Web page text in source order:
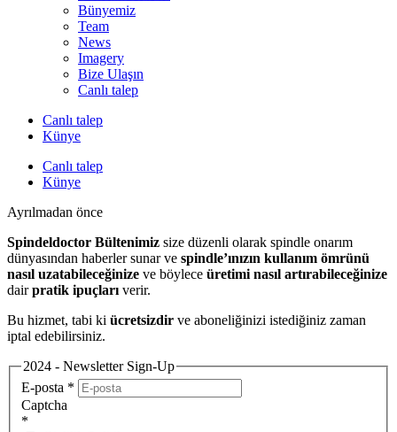
Bünyemiz
Team
News
Imagery
Bize Ulaşın
Canlı talep
Canlı talep
Künye
Canlı talep
Künye
Ayrılmadan önce
Spindeldoctor Bültenimiz size düzenli olarak spindle onarım
dünyasından haberler sunar ve spindle’ınızın kullanım ömrünü
nasıl uzatabileceğinize ve böylece üretimi nasıl artırabileceğinize
dairpratik ipuçları verir.
Bu hizmet, tabi ki ücretsizdir ve aboneliğinizi istediğiniz zaman
iptal edebilirsiniz.
2024 - Newsletter Sign-Up
E-posta *
Captcha
*